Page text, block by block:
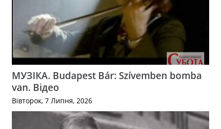
МУЗІКА. Budapest Bár: Szívemben bomba
van. Відео
Вівторок, 7 Липня, 2026